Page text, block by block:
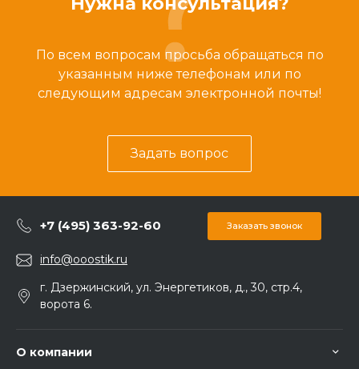
По всем вопросам просьба обращаться по
указанным ниже телефонам или по
следующим адресам электронной почты!
Задать вопрос
+7 (495) 363-92-60 Заказать звонок
info@ooostik.ru
г. Дзержинский, ул. Энергетиков, д., 30, стр.4,
ворота 6.
О компании